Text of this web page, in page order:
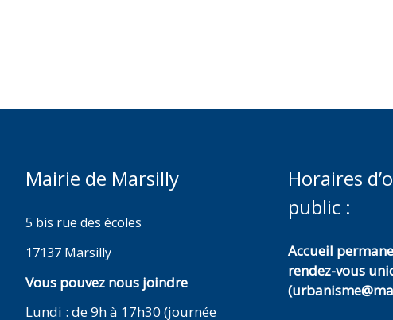
Mairie de Marsilly
5 bis rue des écoles
17137 Marsilly
Vous pouvez nous joindre
Lundi : de 9h à 17h30 (journée
Horaires
public :
Accueil
rendez-vous